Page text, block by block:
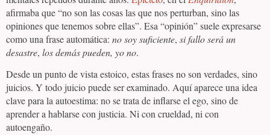
afirmaba que “no son las cosas las que nos perturban, sino las
opiniones que tenemos sobre ellas”. Esa “opinión” suele expresarse
como una frase automática: no soy suficiente, si fallo será un
desastre, los demás pueden, yo no.
Desde un punto de vista estoico, estas frases no son verdades, sino
juicios. Y todo juicio puede ser examinado. Aquí aparece una idea
clave para la autoestima: no se trata de inflarse el ego, sino de
aprender a hablarse con justicia. Ni con crueldad, ni con
autoengaño.